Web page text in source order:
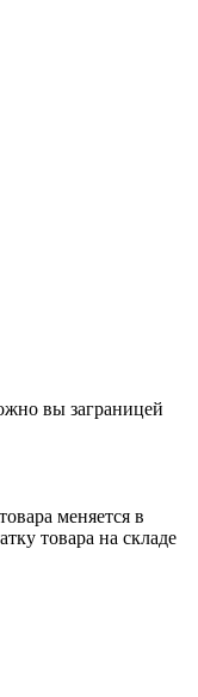
вы заграницей
меняется в
товара на складе